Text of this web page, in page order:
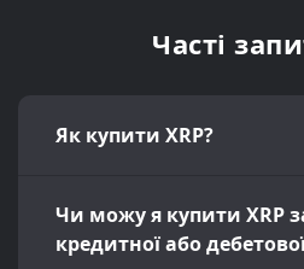
Часті
Як купити XRP?
Чи можу я купити XRP
кредитної або